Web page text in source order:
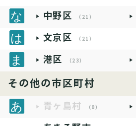
中野区 （21）
文京区 （21）
港区 （23）
その他の市区町村
青ヶ島村 （0）